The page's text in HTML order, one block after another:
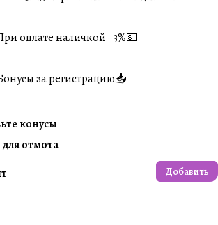
оплате наличкой −3%💵
за регистрацию📥
конусы
отмота
Добавить